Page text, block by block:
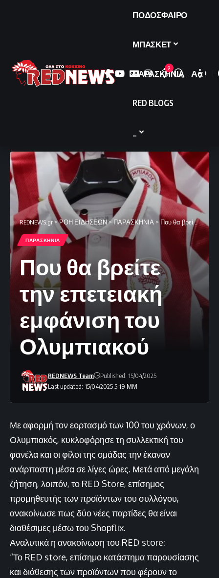
ΠΟΔΟΣΦΑΙΡΟ
ΜΠΑΣΚΕΤ
ΠΑΡΑΣΚΗΝΙΑ
RED BLOGS
9
Font
Αα
REDNEWS.gr >ΡΟΗ ΕΙΔΗΣΕΩΝ>ΠΑΡΑΣΚΗΝΙΑ >Που θα βρείτε την επετειακή εμφάνιση του Ολυμπιακού
ΠΑΡΑΣΚΗΝΙΑ
Που θα βρείτε
την επετειακή
εμφάνιση του
Ολυμπιακού
Last updated: 15/04/2025 5:19 ΜΜ
REDNEWS Team Published: 15/04/2025
Με αφορμή τον εορτασμό των 100 του χρόνων, ο
Ολυμπιακός, κυκλοφόρησε τη συλλεκτική του
φανέλα και οι φίλοι της ομάδας την έκαναν
ανάρπαστη μέσα σε λίγες ώρες. Μετά από μεγάλη
ζήτηση, λοιπόν, το RED Store, επίσημος
προμηθευτής των προϊόντων του συλλόγου,
ανακοίνωσε πως δύο νέες παρτίδες θα είναι
διαθέσιμες μέσω του Shopflix.
Αναλυτικά η ανακοίνωση του RED store:
“Το RED store, επίσημο κατάστημα παρουσίασης
και διάθεσης των προϊόντων που φέρουν το